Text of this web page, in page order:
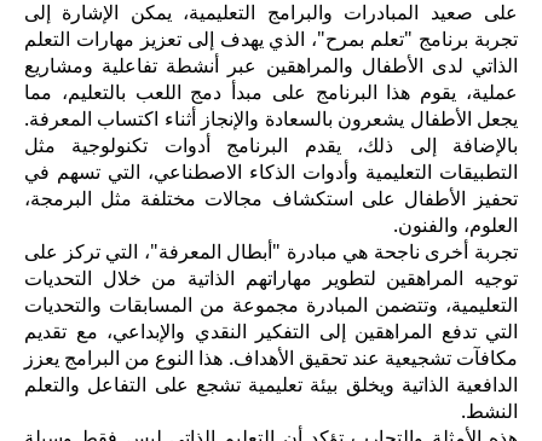
على صعيد المبادرات والبرامج التعليمية، يمكن الإشارة إلى
تجربة برنامج "تعلم بمرح"، الذي يهدف إلى تعزيز مهارات التعلم
الذاتي لدى الأطفال والمراهقين عبر أنشطة تفاعلية ومشاريع
عملية، يقوم هذا البرنامج على مبدأ دمج اللعب بالتعليم، مما
يجعل الأطفال يشعرون بالسعادة والإنجاز أثناء اكتساب المعرفة.
بالإضافة إلى ذلك، يقدم البرنامج أدوات تكنولوجية مثل
التطبيقات التعليمية وأدوات الذكاء الاصطناعي، التي تسهم في
تحفيز الأطفال على استكشاف مجالات مختلفة مثل البرمجة،
العلوم، والفنون.
تجربة أخرى ناجحة هي مبادرة "أبطال المعرفة"، التي تركز على
توجيه المراهقين لتطوير مهاراتهم الذاتية من خلال التحديات
التعليمية، وتتضمن المبادرة مجموعة من المسابقات والتحديات
التي تدفع المراهقين إلى التفكير النقدي والإبداعي، مع تقديم
مكافآت تشجيعية عند تحقيق الأهداف. هذا النوع من البرامج يعزز
الدافعية الذاتية ويخلق بيئة تعليمية تشجع على التفاعل والتعلم
النشط.